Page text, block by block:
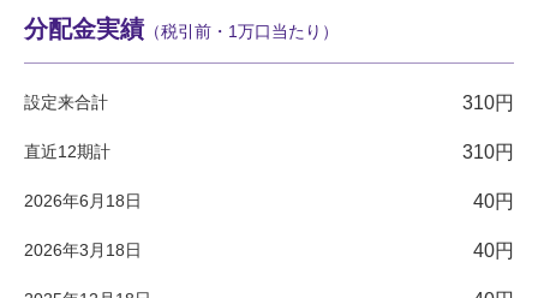
分配金実績（税引前・1万口当たり）
設定来合計 310円
直近12期計 310円
2026年6月18日 40円
2026年3月18日 40円